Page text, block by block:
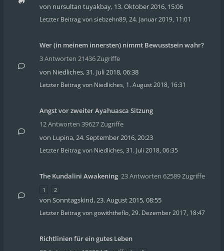
von nursultan tuyakbay, 13. Oktober 2016, 15:06
Letzter Beitrag vonsiebzehn89, 24. Januar 2019, 11:01
Wer (in meinem innersten) nimmt Bewusstsein wahr?
3 Antworten 21436 Zugriffe
von Niedliches,31. Juli 2018, 06:38
Letzter Beitrag von Niedliches, 1. August 2018, 16:31
Angst vor zweiter Ayahuasca Sitzung
12 Antworten 39627 Zugriffe
von Lupina,24. September 2016, 20:23
Letzter Beitrag von Niedliches, 31. Juli 2018, 06:35
The Kundalini Awakening 23 Antworten 62589 Zugriffe
1 2
von Sonntagskind,23. August 2015, 08:55
Letzter Beitrag vongowiththeflo, 29. Dezember 2017, 18:47
Richtlinien für ein gutes Leben